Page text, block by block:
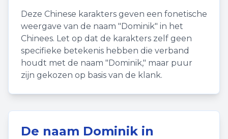
Deze Chinese karakters geven een fonetische
weergave van de naam "Dominik" in het
Chinees. Let op dat de karakters zelf geen
specifieke betekenis hebben die verband
houdt met de naam "Dominik," maar puur
zijn gekozen op basis van de klank.
De naam Dominik in